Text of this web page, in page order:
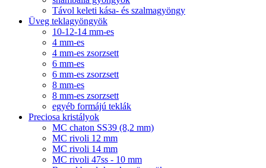
Távol keleti kása- és szalmagyöngy
Üveg teklagyöngyök
10-12-14 mm-es
4 mm-es
4 mm-es zsorzsett
6 mm-es
6 mm-es zsorzsett
8 mm-es
8 mm-es zsorzsett
egyéb formájú teklák
Preciosa kristályok
MC chaton SS39 (8,2 mm)
MC rivoli 12 mm
MC rivoli 14 mm
MC rivoli 47ss - 10 mm